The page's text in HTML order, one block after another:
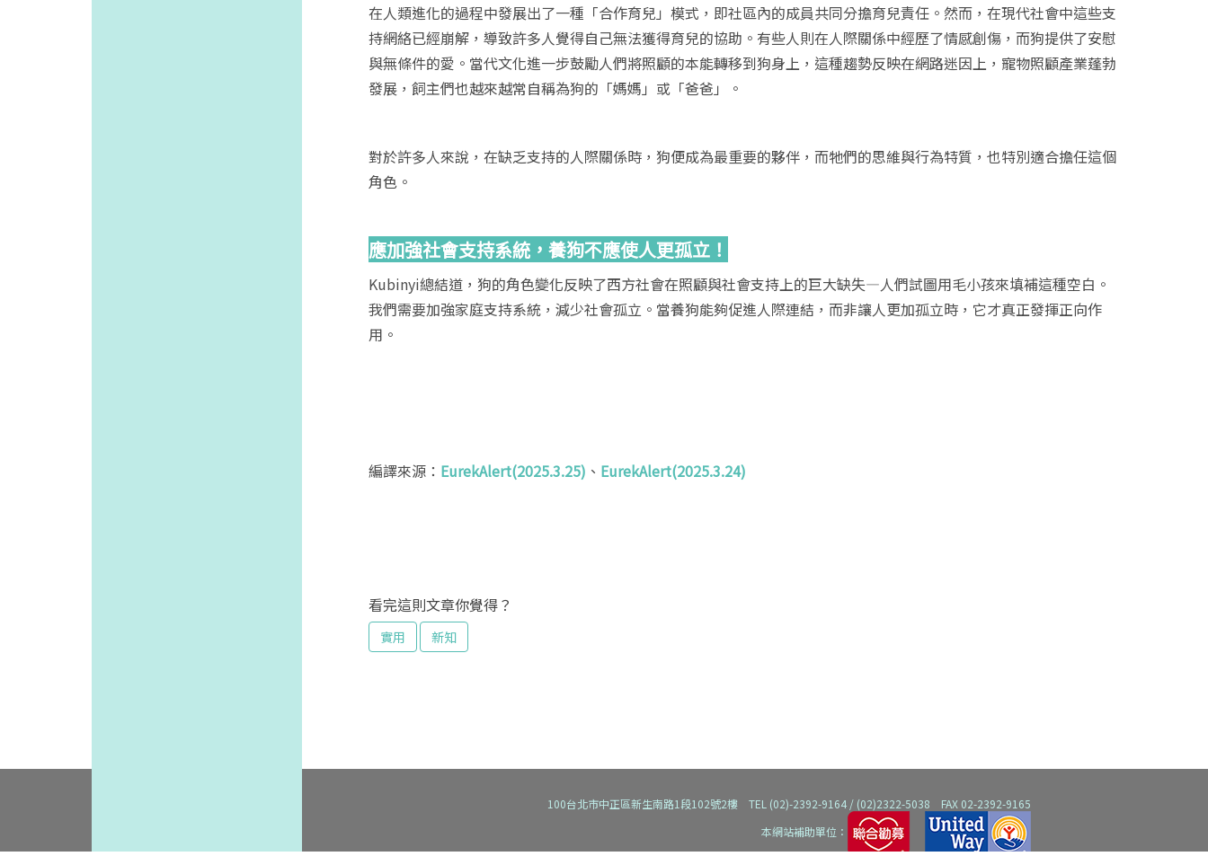
在人類進化的過程中發展出了一種「合作育兒」模式，即社區內的成員共同分擔育兒責任。然而，在現代社會中這些支
持網絡已經崩解，導致許多人覺得自己無法獲得育兒的協助。有些人則在人際關係中經歷了情感創傷，而狗提供了安慰
與無條件的愛。當代文化進一步鼓勵人們將照顧的本能轉移到狗身上，這種趨勢反映在網路迷因上，寵物照顧產業蓬勃
發展，飼主們也越來越常自稱為狗的「媽媽」或「爸爸」。
對於許多人來說，在缺乏支持的人際關係時，狗便成為最重要的夥伴，而牠們的思維與行為特質，也特別適合擔任這個
角色。
應加強社會支持系統，養狗不應使人更孤立！
Kubinyi總結道，狗的角色變化反映了西方社會在照顧與社會支持上的巨大缺失—人們試圖用毛小孩來填補這種空白。
我們需要加強家庭支持系統，減少社會孤立。當養狗能夠促進人際連結，而非讓人更加孤立時，它才真正發揮正向作
用。
編譯來源： EurekAlert(2025.3.25) 、 EurekAlert(2025.3.24)
看完這則文章你覺得？
實用 新知
100台北市中正區新生南路1段102號2樓 TEL (02)-2392-9164 / (02)2322-5038 FAX 02-2392-9165
本網站補助單位：